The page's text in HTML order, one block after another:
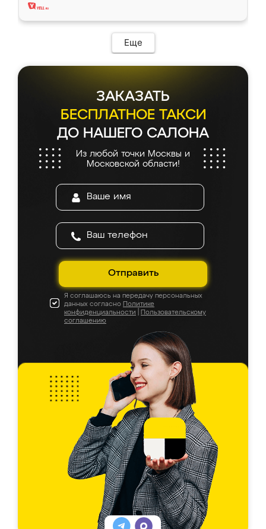
Еще
ЗАКАЗАТЬ
БЕСПЛАТНОЕ ТАКСИ
ДО НАШЕГО САЛОНА
Из любой точки Москвы и
Московской области!
Отправить
Я соглашаюсь на передачу персональных
данных согласно Политике
конфиденциальности
Пользовательскому
соглашению